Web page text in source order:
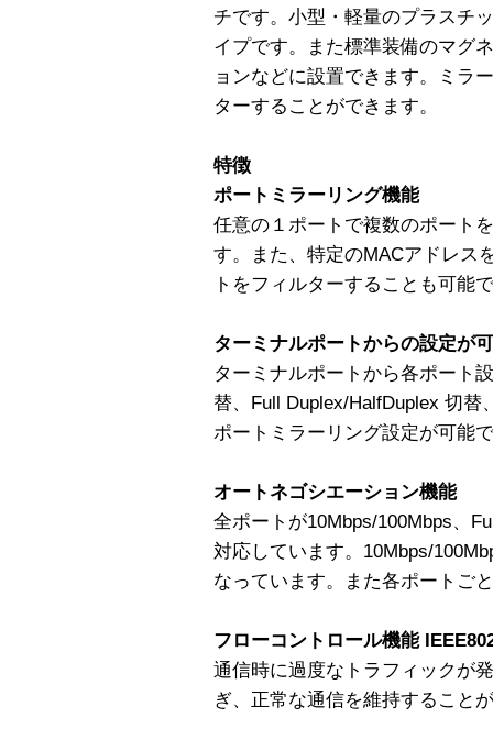
チです。小型・軽量のプラスチ
イプです。また標準装備のマグ
ョンなどに設置できます。ミラ
ターすることができます。
特徴
ポートミラーリング機能
任意の１ポートで複数のポート
す。また、特定のMACアドレス
トをフィルターすることも可能
ターミナルポートからの設定が
ターミナルポートから各ポート
替、Full Duplex/HalfDuplex 切替
ポートミラーリング設定が可能
オートネゴシエーション機能
全ポートが10Mbps/100Mbps、
対応しています。10Mbps/
なっています。また各ポートご
フローコントロール機能
通信時に過度なトラフィックが
ぎ、正常な通信を維持すること